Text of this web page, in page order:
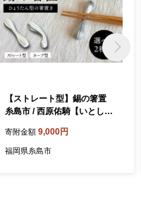
【ストレート型】錫の箸置
糸島市 / 西原佑騎【いとしま
寄附金額 9,000円
福岡県糸島市